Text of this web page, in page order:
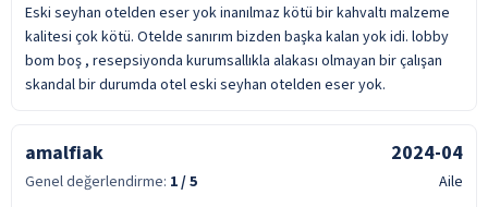
Eski seyhan otelden eser yok inanılmaz kötü bir kahvaltı malzeme
kalitesi çok kötü. Otelde sanırım bizden başka kalan yok idi. lobby
bom boş , resepsiyonda kurumsallıkla alakası olmayan bir çalışan
skandal bir durumda otel eski seyhan otelden eser yok.
amalfiak 2024-04
Genel değerlendirme: 1/ 5 Aile